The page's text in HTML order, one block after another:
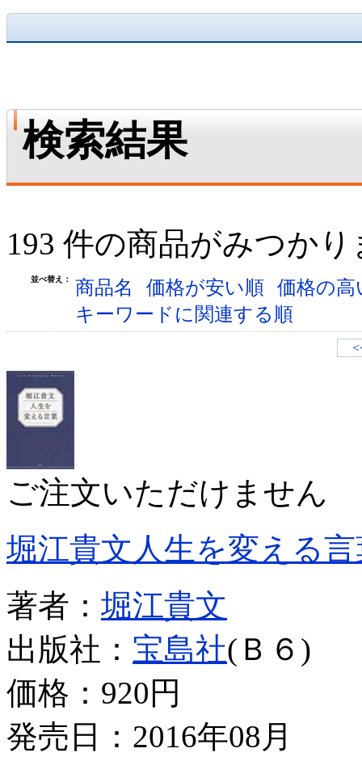
検索結果
193 件の商品がみつか
並べ替え： 商品名 価格が安い順 価格の
キーワードに関連する順
ご注文いただけません
堀江貴文人生を変える
著者： 堀江貴文
出版社： 宝島社(Ｂ６)
価格： 920円
発売日：2016年08月